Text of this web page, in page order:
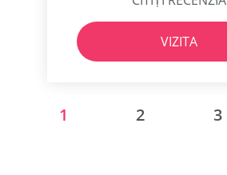
VIZITA
1 2 3